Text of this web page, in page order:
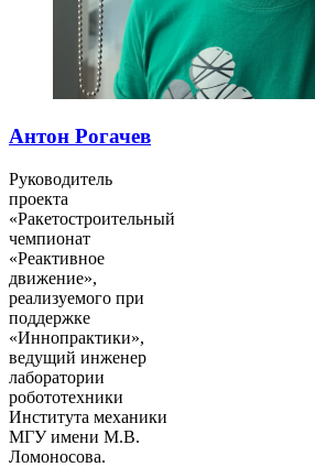
Антон Рогачев
Руководитель
проекта
«Ракетостроительный
чемпионат
«Реактивное
движение»,
реализуемого при
поддержке
«Иннопрактики»,
ведущий инженер
лаборатории
робототехники
Института механики
МГУ имени М.В.
Ломоносова.